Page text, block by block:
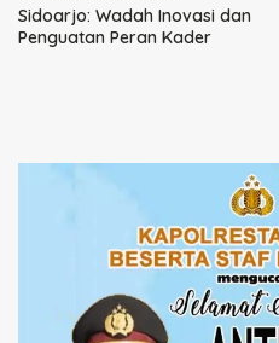
Sidoarjo: Wadah Inovasi dan
Penguatan Peran Kader